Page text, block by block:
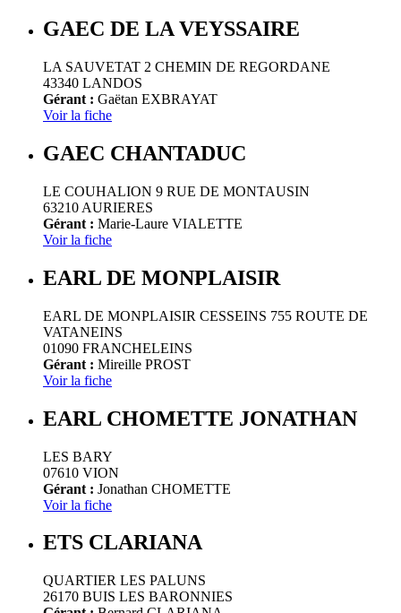
GAEC DE LA VEYSSAIRE
LA SAUVETAT 2 CHEMIN DE REGORDANE
43340 LANDOS
Gérant : Gaëtan EXBRAYAT
Voir la fiche
GAEC CHANTADUC
LE COUHALION 9 RUE DE MONTAUSIN
63210 AURIERES
Gérant : Marie-Laure VIALETTE
Voir la fiche
EARL DE MONPLAISIR
EARL DE MONPLAISIR CESSEINS 755 ROUTE DE
VATANEINS
01090 FRANCHELEINS
Gérant : Mireille PROST
Voir la fiche
EARL CHOMETTE JONATHAN
LES BARY
07610 VION
Gérant : Jonathan CHOMETTE
Voir la fiche
ETS CLARIANA
QUARTIER LES PALUNS
26170 BUIS LES BARONNIES